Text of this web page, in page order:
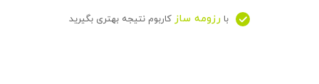
با رزومه ساز کاربوم نتیجه بهتری بگیرید